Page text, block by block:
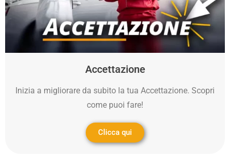
Accettazione
Inizia a migliorare da subito la tua Accettazione. Scopri
come puoi fare!
Clicca qui